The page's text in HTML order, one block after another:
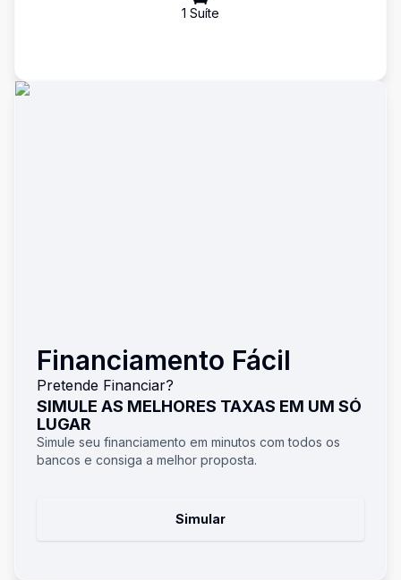
1 Suíte
Financiamento Fácil
Pretende Financiar?
SIMULE AS MELHORES TAXAS EM UM SÓ
LUGAR
Simule seu financiamento em minutos com todos os
bancos e consiga a melhor proposta.
Simular